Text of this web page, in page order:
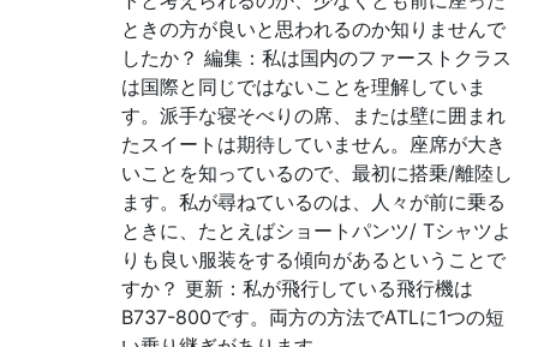
ときの方が良いと思われるのか知りませんで
したか？ 編集：私は国内のファーストクラス
は国際と同じではないことを理解していま
す。派手な寝そべりの席、または壁に囲まれ
たスイートは期待していません。座席が大き
いことを知っているので、最初に搭乗/離陸し
ます。私が尋ねているのは、人々が前に乗る
ときに、たとえばショートパンツ/ Tシャツよ
りも良い服装をする傾向があるということで
すか？ 更新：私が飛行している飛行機は
B737-800です。両方の方法でATLに1つの短